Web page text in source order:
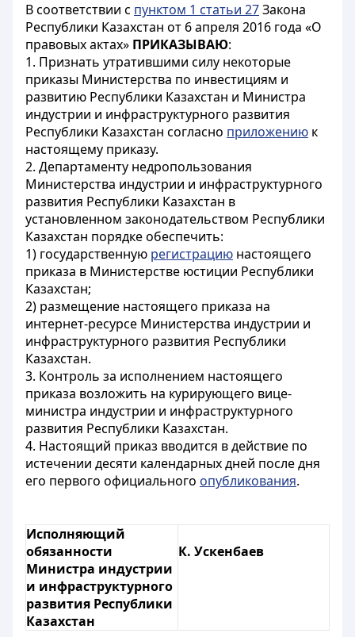
В соответствии с пунктом 1 статьи 27Закона
Республики Казахстан от 6 апреля 2016 года «О
правовых актах» ПРИКАЗЫВАЮ:
1. Признать утратившими силу некоторые
приказы Министерства по инвестициям и
развитию Республики Казахстан и Министра
индустрии и инфраструктурного развития
Республики Казахстан согласно приложению к
настоящему приказу.
2. Департаменту недропользования
Министерства индустрии и инфраструктурного
развития Республики Казахстан в
установленном законодательством Республики
Казахстан порядке обеспечить:
1) государственную регистрацию настоящего
приказа в Министерстве юстиции Республики
Казахстан;
2) размещение настоящего приказа на
интернет-ресурсе Министерства индустрии и
инфраструктурного развития Республики
Казахстан.
3. Контроль за исполнением настоящего
приказа возложить на курирующего вице-
министра индустрии и инфраструктурного
развития Республики Казахстан.
4. Настоящий приказ вводится в действие по
истечении десяти календарных дней после дня
его первого официального опубликования.
Исполняющий
обязанности
Министра индустрии
и инфраструктурного
развития Республики
Казахстан
К. Ускенбаев